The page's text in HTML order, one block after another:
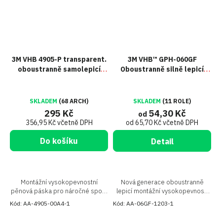
3M VHB 4905-P transparent.
oboustranně samolepicí
SKLADEM (68 ARCH)
356,95 Kč včetně DPH
295 Kč
Do košíku
Montážní vysokopevnostní
pěnová páska pro náročné spoje
(formát A4)
Kód: AA-4905-00A4-1
3M VHB™ GPH-060GF
Oboustranně silně lepicí
SKLADEM (11 ROLE)
od 65,70 Kč včetně DPH
od 54,30 Kč
Detail
Nová generace oboustranně
lepicí montážní vysokopevností
pěnové pásky pro náročné spoje
Kód: AA-06GF-1203-1